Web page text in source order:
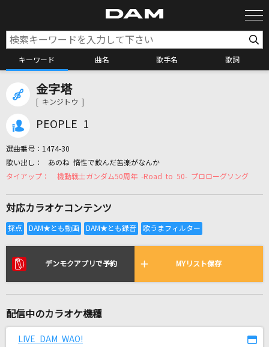
キーワード 曲名 歌手名 歌詞
カラオケリクエスト
リアルタイムで歌われている曲の一覧
燃えよ
降りそうな幾億の星の夜
RAG FAIR
金字塔
[ キンジトウ ]
PEOPLE 1
選曲番号： 1474-30
あのね 惰性で飲んだ苦楽がなんか
機動戦士ガンダム50周年 -Road to 50- プロローグソング
対応カラオケコンテンツ
デンモクアプリで予約 MYリスト保存
配信中のカラオケ機種
LIVE DAM WAO!